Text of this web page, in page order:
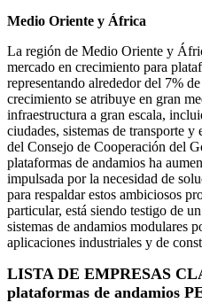
Medio Oriente y África
La región de Medio Oriente y
mercado en crecimiento para
representando alrededor del 7%
crecimiento se atribuye en gran
infraestructura a gran escala,
ciudades, sistemas de transporte
del Consejo de Cooperación del
plataformas de andamios ha
impulsada por la necesidad de
para respaldar estos ambiciosos
particular, está siendo testigo de
sistemas de andamios modulares
aplicaciones industriales y de
LISTA DE EMPRESAS
plataformas de andamios